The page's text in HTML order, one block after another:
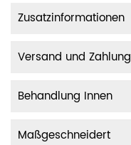
Zusatzinformationen
Versand und Zahlung
Behandlung Innen
Maßgeschneidert